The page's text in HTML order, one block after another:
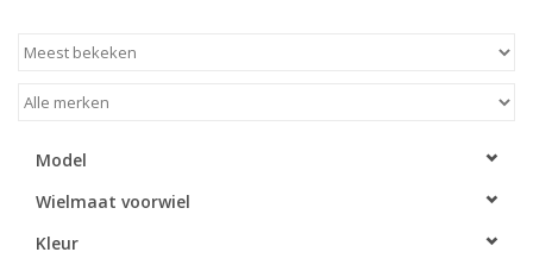
Model
Wielmaat voorwiel
Kleur